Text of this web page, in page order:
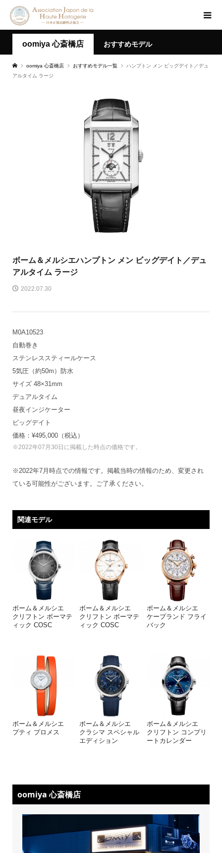
oomiya 心斎橋店 おすすめモデル
oomiya 心斎橋店 おすすめモデル一覧
ハンプトン メン ビッグデイト／デュ
アルタイム ラージ
ボーム＆メルシエハンプトン メン ビッグデイト／デュ
アルタイム ラージ
2022.07.30
M0A10523
自動巻き
ステンレススティールケース
5気圧（約50m）防水
サイズ 48×31mm
デュアルタイム
昼夜インジケーター
ビッグデイト
価格：¥495,000（税込）
※2022年07月30日に掲載した時点の価格です。
※2022年7月時点での情報です。掲載当時の情報のため、変更され
ている可能性がございます。ご了承ください。
関連モデル
ボーム＆メルシエ
クリフトン ボーマテ
ィック COSC
ボーム＆メルシエ
クリフトン ボーマテ
ィック COSC
ボーム＆メルシエ
ケープランド フライ
バック
ボーム＆メルシエ
プティ プロメス
ボーム＆メルシエ
クラシマ スペシャル
エディション
ボーム＆メルシエ
クリフトン コンプリ
ートカレンダー
oomiya 心斎橋店